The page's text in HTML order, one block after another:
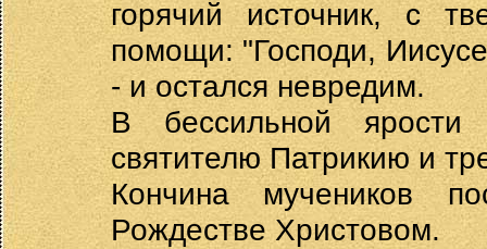
горячий источник, с
помощи: "Господи,
- и остался невредим.
В бессильной
святителю Патрикию и
Кончина мучеников
Рождестве Христовом.